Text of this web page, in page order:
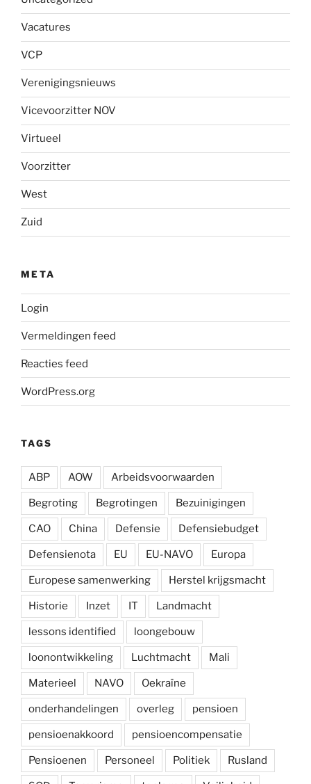
Vacatures
VCP
Verenigingsnieuws
Vicevoorzitter NOV
Virtueel
Voorzitter
West
Zuid
META
Login
Vermeldingen feed
Reacties feed
WordPress.org
TAGS
ABP AOW Arbeidsvoorwaarden
Begroting Begrotingen Bezuinigingen
CAO China Defensie Defensiebudget
Defensienota EU EU-NAVO Europa
Europese samenwerking Herstel krijgsmacht
Historie Inzet IT Landmacht
lessons identified loongebouw
loonontwikkeling Luchtmacht Mali
Materieel NAVO Oekraïne
onderhandelingen overleg pensioen
pensioenakkoord pensioencompensatie
Pensioenen Personeel Politiek Rusland